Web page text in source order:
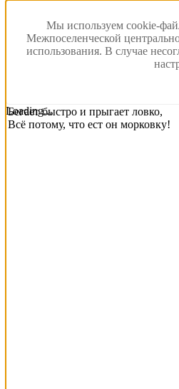
Мы используем cookie-
Межпоселенческой
использования. В случае
Loading...
Заяц
Е.
Любит он вкусный листик
Бегает быстро и прыгает ловко,
Всё потому, что ест он морковку!